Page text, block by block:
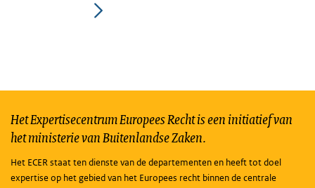
Het Expertisecentrum Europees Recht is een initiatief van
het ministerie van Buitenlandse Zaken.
Het ECER staat ten dienste van de departementen en heeft tot doel
expertise op het gebied van het Europees recht binnen de centrale